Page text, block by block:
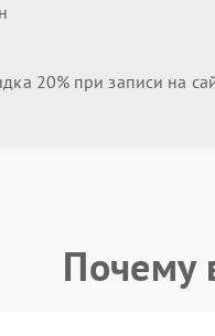
20% при записи на
Почему